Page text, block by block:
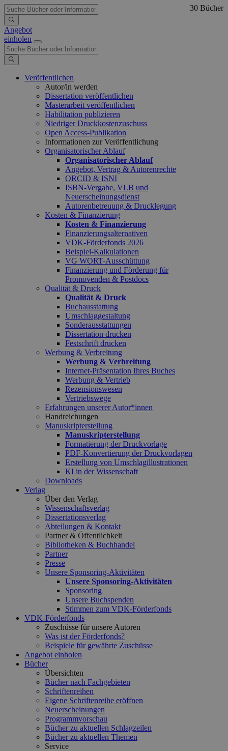
Angebot
einholen
Veröffentlichen
Autor/in werden
Dissertation veröffentlichen
Masterarbeit veröffentlichen
Habilitation publizieren
Niedriger Druckkostenzuschuss
Open Access-Publikation
Informationen zur Veröffentlichung
Organisatorischer Ablauf
Organisatorischer Ablauf
Angebot, Vertrag & Autorenrechte
ORCID & ISNI
ISBN-Vergabe, VLB und
Neuerscheinungsdienst
Autorenbetreuung & Drucklegung
Kosten & Finanzierung
Kosten & Finanzierung
Finanzierungsalternativen
VDK-Förderfonds 2026
Beispiel-Kalkulationen
VG WORT-Ausschüttung
Finanzierung und Förderung für
Promovenden & Postdocs
Qualität & Druck
Qualität & Druck
Buchausstattung
Umschlaggestaltung
Sonderausstattungen
Dissertation drucken
Festschrift drucken
Werbung & Verbreitung
Werbung & Verbreitung
Internet-Präsentation Ihres Buches
Werbung & Vertrieb
Rezensionswesen
Vertriebswege
Erfahrungen unserer Autor*innen
Handreichungen
Manuskripterstellung
Manuskripterstellung
Formatierung der Druckvorlage
PDF-Konvertierung der Druckvorlagen
Erstellung von Umschlagillustrationen
KI in der Wissenschaft
Downloads
Verlag
Über den Verlag
Wissenschaftsverlag
Dissertationsverlag
Abteilungen & Kontakt
Partner & Öffentlichkeit
Bibliotheken & Buchhandel
Partner
Presse
Unsere Sponsoring-Aktivitäten
Unsere Sponsoring-Aktivitäten
Sponsoring
Unsere Buchspenden
Stimmen zum VDK-Förderfonds
VDK-Förderfonds
Zuschüsse für unsere Autoren
Was ist der Förderfonds?
Beispiele für gewährte Zuschüsse
Angebot einholen
Bücher
Übersichten
Bücher nach Fachgebieten
Schriftenreihen
Eigene Schriftenreihe eröffnen
Neuerscheinungen
Programmvorschau
Bücher zu aktuellen Schlagzeilen
Bücher zu aktuellen Themen
Service
30 Bücher